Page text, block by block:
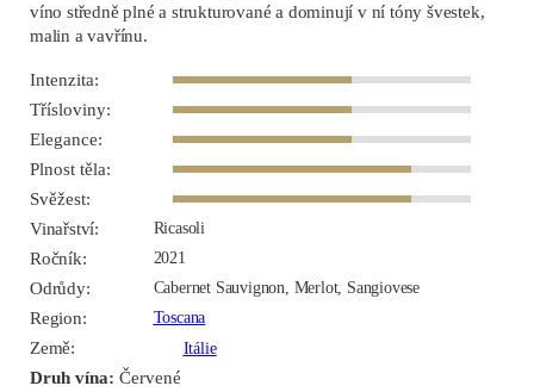
víno středně plné a strukturované a dominují v ní tóny švestek,
malin a vavřínu.
Intenzita:
Třísloviny:
Elegance:
Plnost těla:
Svěžest:
Vinařství:
Ricasoli
Ročník: 2021
Odrůdy: Cabernet Sauvignon, Merlot, Sangiovese
Region: Toscana
Země: Itálie
Druh vína: Červené